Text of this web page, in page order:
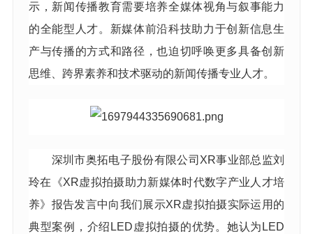
示，新闻传播教育需要培养全媒体视角与叙事能力
的全能型人才。新媒体前沿科技助力于创新信息生
产与传播的方式和路径，也迫切呼唤更多具备创新
思维、跨界素养和技术驱动的新闻传播专业人才。
深圳市奥拓电子股份有限公司XR事业部总监刘
玲在《XR虚拟拍摄助力新媒体时代数字产业人才培
养》报告发言中向我们展示XR虚拟拍摄实际运用的
典型案例，介绍LED虚拟拍摄的优势。她认为LED